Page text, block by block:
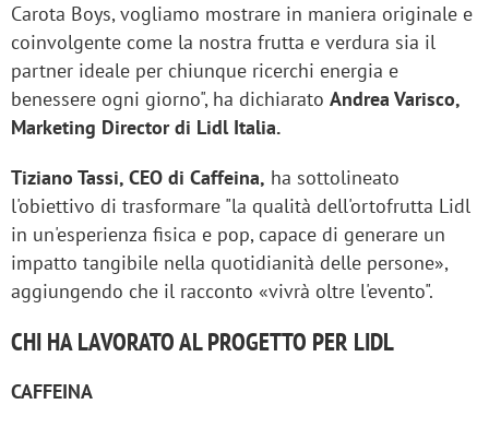
Carota Boys, vogliamo mostrare in maniera originale e
coinvolgente come la nostra frutta e verdura sia il
partner ideale per chiunque ricerchi energia e
benessere ogni giorno", ha dichiarato Andrea Varisco,
Marketing Director di Lidl Italia.
Tiziano Tassi, CEO di Caffeina, ha sottolineato
l'obiettivo di trasformare "la qualità dell'ortofrutta Lidl
in un'esperienza fisica e pop, capace di generare un
impatto tangibile nella quotidianità delle persone»,
aggiungendo che il racconto «vivrà oltre l'evento".
CHI HA LAVORATO AL PROGETTO PER LIDL
CAFFEINA